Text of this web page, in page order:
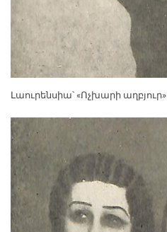
Լաուրենսիա՝ «Ոչխարի աղբյուր»